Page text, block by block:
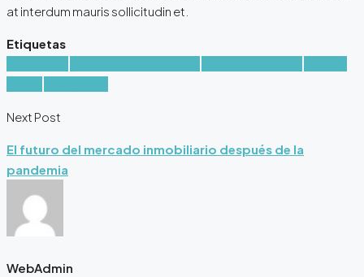
at interdum mauris sollicitudin et.
Etiquetas
Next Post
El futuro del mercado inmobiliario después de la
pandemia
WebAdmin